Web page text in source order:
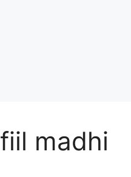
fiil madhi